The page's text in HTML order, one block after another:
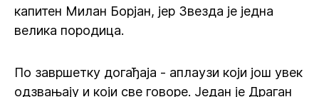
капитен Милан Борјан, јер Звезда је једна
велика породица.
По завршетку догађаја - аплаузи који још увек
одзвањају и који све говоре. Један је Драган